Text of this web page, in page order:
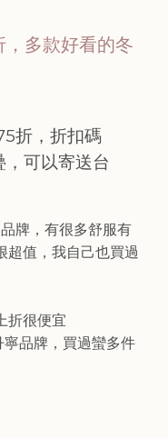
，多款好看的冬
折，折扣碼
，可以寄送台
牌，有很多舒服有
超值，我自己也買過
折很便宜
品牌，買過蠻多件